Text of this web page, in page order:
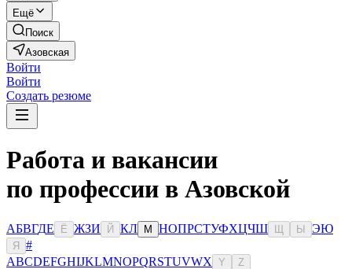
Ещё
Поиск
Азовская
Войти
Войти
Создать резюме
Работа и вакансии
по профессии в Азовской
АБВГДЕ Ё ЖЗИ Й КЛ М НОПРСТУФХЦЧШ Ы ЭЮ
Я
#
ABCDEFGHIJKLMNOPQRSTUVWX Y Z